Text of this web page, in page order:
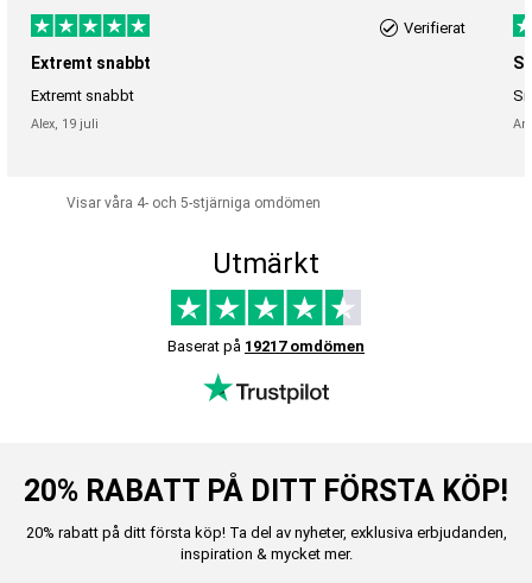
Verifierat
Extremt snabbt
Extremt snabbt
Alex, 19 juli
Visar våra 4- och 5-stjärniga omdömen
Utmärkt
Baserat på 19217 omdömen
20% RABATT PÅ DITT FÖRSTA KÖP!
20% rabatt på ditt första köp! Ta del av nyheter, exklusiva erbjudanden,
inspiration & mycket mer.